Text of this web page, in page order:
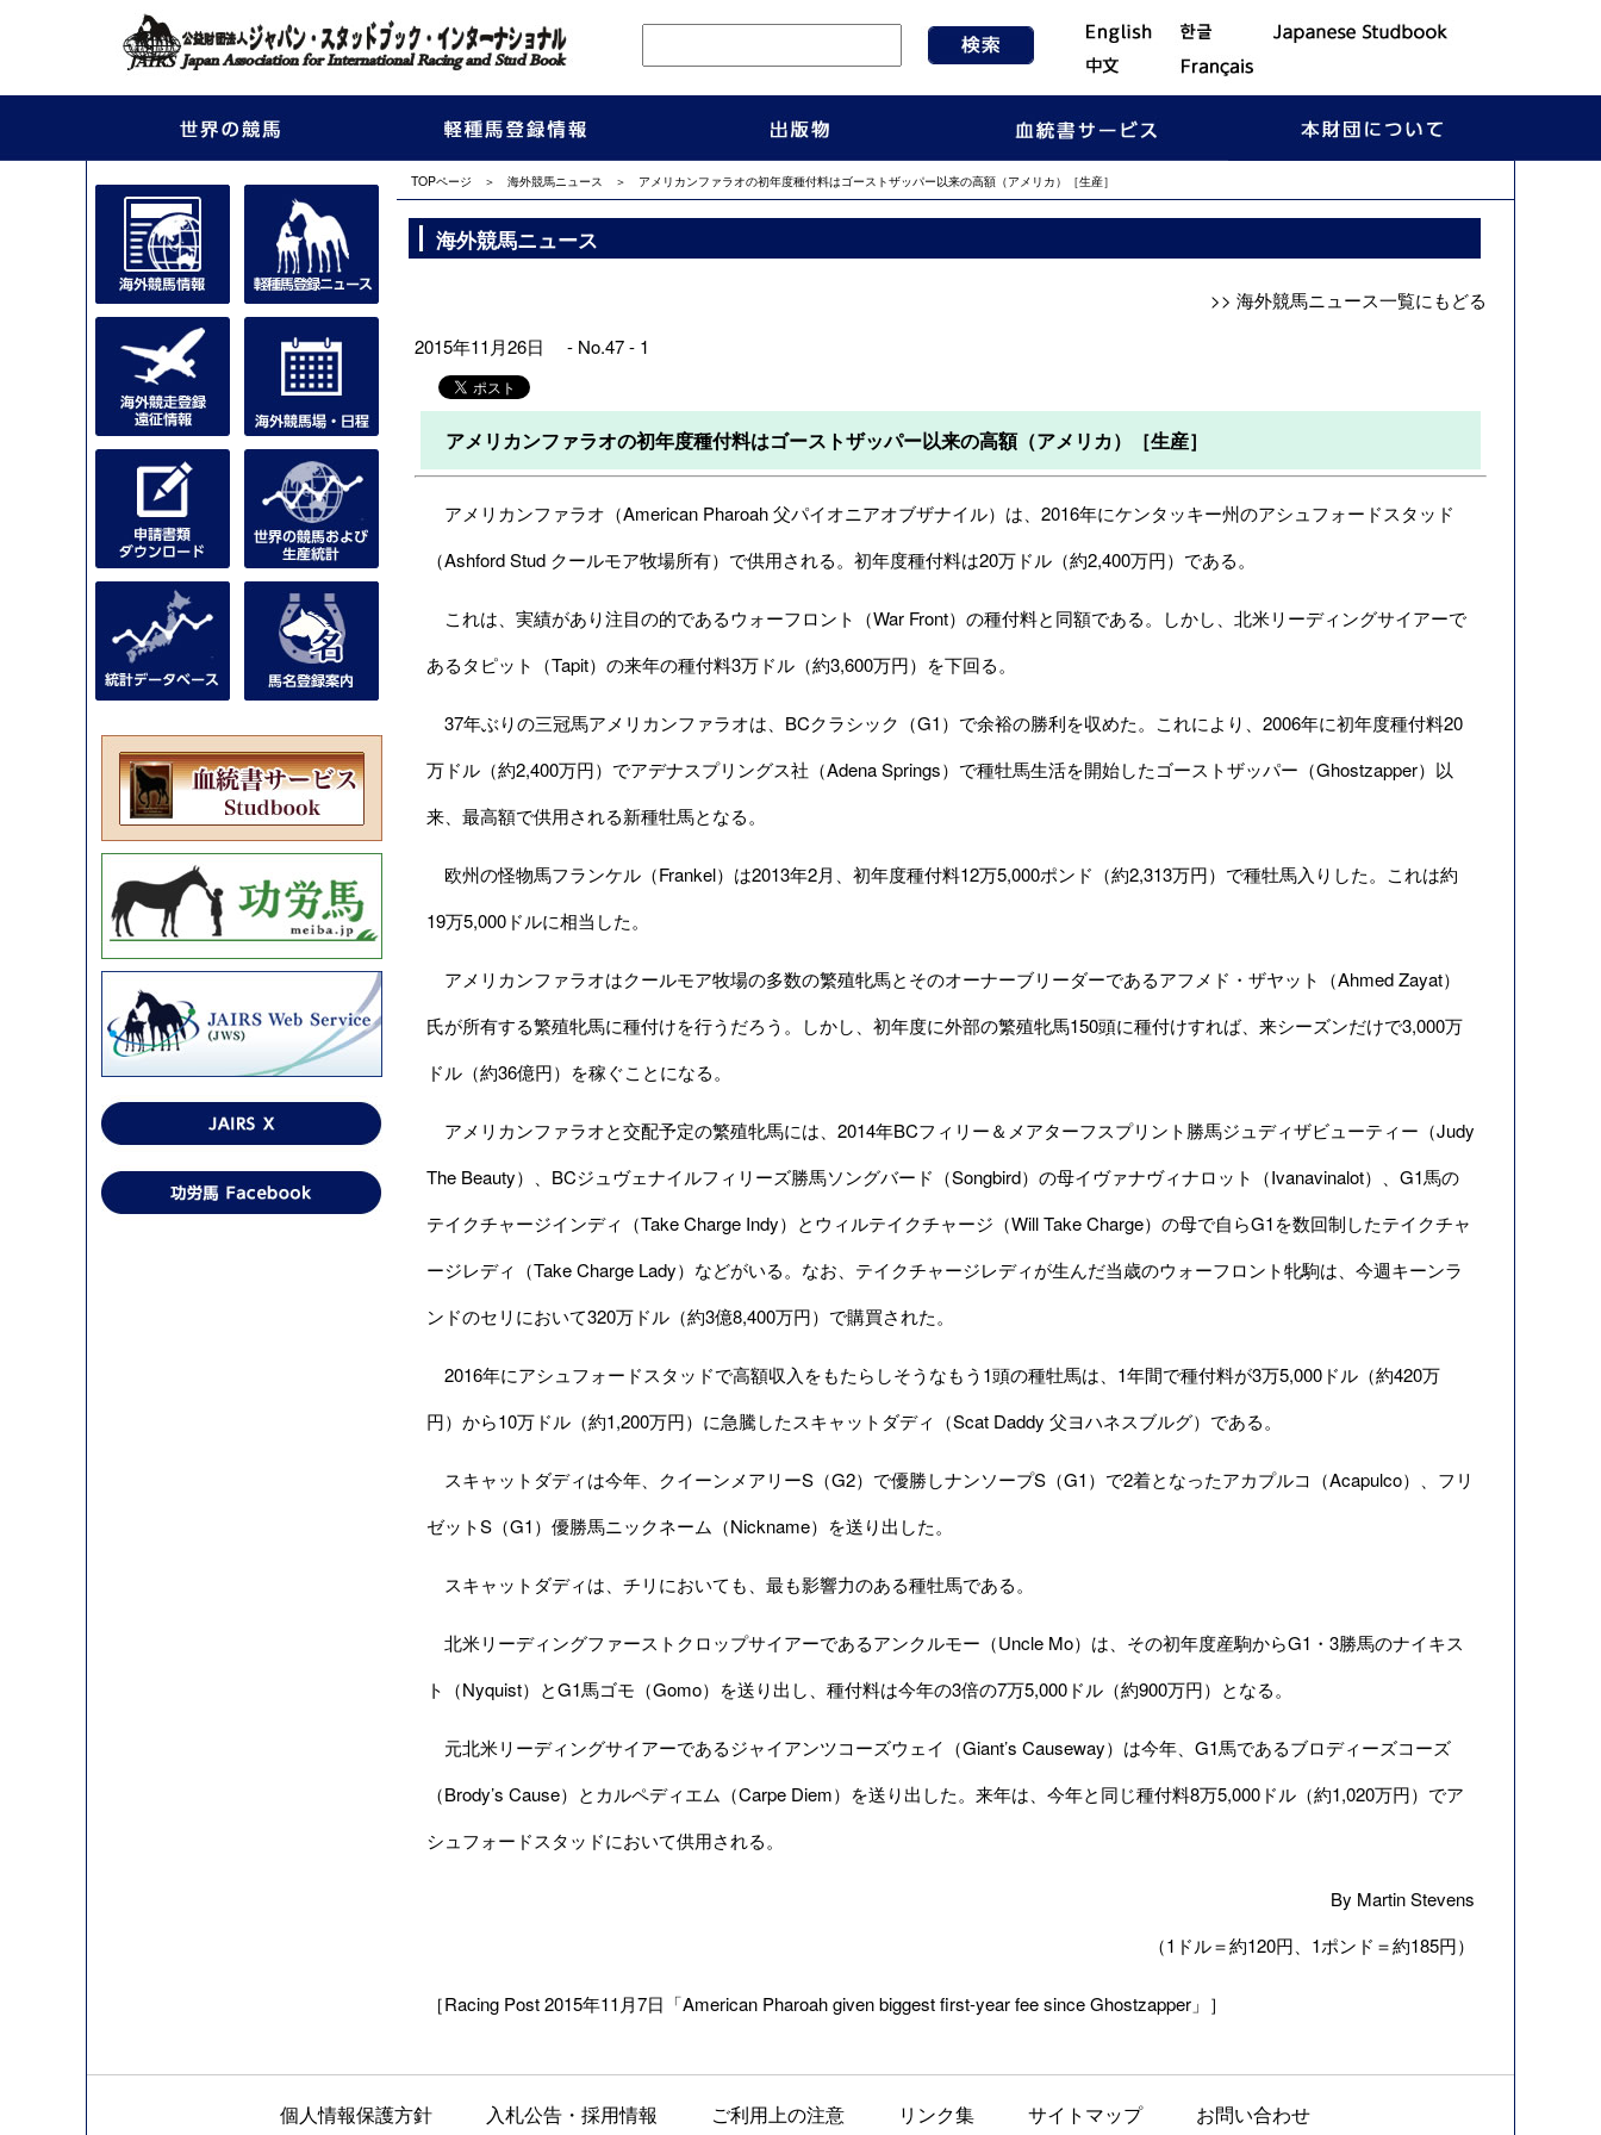
TOPページ ＞ 海外競馬ニュース ＞ アメリカンファラオの初年度種付料はゴーストザッパー以来の高額（アメリカ）［生産］
海外競馬ニュース
>> 海外競馬ニュース一覧にもどる
2015年11月26日 - No.47 - 1
アメリカンファラオの初年度種付料はゴーストザッパー以来の高額（アメリカ）［生産］
アメリカンファラオ（American Pharoah 父パイオニアオブザナイル）は、2016年にケンタッキー州のアシュフォードスタッド
（Ashford Stud クールモア牧場所有）で供用される。初年度種付料は20万ドル（約2,400万円）である。
これは、実績があり注目の的であるウォーフロント（War Front）の種付料と同額である。しかし、北米リーディングサイアーで
あるタピット（Tapit）の来年の種付料3万ドル（約3,600万円）を下回る。
37年ぶりの三冠馬アメリカンファラオは、BCクラシック（G1）で余裕の勝利を収めた。これにより、2006年に初年度種付料20
万ドル（約2,400万円）でアデナスプリングス社（Adena Springs）で種牡馬生活を開始したゴーストザッパー（Ghostzapper）以
来、最高額で供用される新種牡馬となる。
欧州の怪物馬フランケル（Frankel）は2013年2月、初年度種付料12万5,000ポンド（約2,313万円）で種牡馬入りした。これは約
19万5,000ドルに相当した。
アメリカンファラオはクールモア牧場の多数の繁殖牝馬とそのオーナーブリーダーであるアフメド・ザヤット（Ahmed Zayat）
氏が所有する繁殖牝馬に種付けを行うだろう。しかし、初年度に外部の繁殖牝馬150頭に種付けすれば、来シーズンだけで3,000万
ドル（約36億円）を稼ぐことになる。
アメリカンファラオと交配予定の繁殖牝馬には、2014年BCフィリー＆メアターフスプリント勝馬ジュディザビューティー（Judy
The Beauty）、BCジュヴェナイルフィリーズ勝馬ソングバード（Songbird）の母イヴァナヴィナロット（Ivanavinalot）、G1馬の
テイクチャージインディ（Take Charge Indy）とウィルテイクチャージ（Will Take Charge）の母で自らG1を数回制したテイクチャ
ージレディ（Take Charge Lady）などがいる。なお、テイクチャージレディが生んだ当歳のウォーフロント牝駒は、今週キーンラ
ンドのセリにおいて320万ドル（約3億8,400万円）で購買された。
2016年にアシュフォードスタッドで高額収入をもたらしそうなもう1頭の種牡馬は、1年間で種付料が3万5,000ドル（約420万
円）から10万ドル（約1,200万円）に急騰したスキャットダディ（Scat Daddy 父ヨハネスブルグ）である。
スキャットダディは今年、クイーンメアリーS（G2）で優勝しナンソープS（G1）で2着となったアカプルコ（Acapulco）、フリ
ゼットS（G1）優勝馬ニックネーム（Nickname）を送り出した。
スキャットダディは、チリにおいても、最も影響力のある種牡馬である。
北米リーディングファーストクロップサイアーであるアンクルモー（Uncle Mo）は、その初年度産駒からG1・3勝馬のナイキス
ト（Nyquist）とG1馬ゴモ（Gomo）を送り出し、種付料は今年の3倍の7万5,000ドル（約900万円）となる。
元北米リーディングサイアーであるジャイアンツコーズウェイ（Giant’s Causeway）は今年、G1馬であるブロディーズコーズ
（Brody’s Cause）とカルペディエム（Carpe Diem）を送り出した。来年は、今年と同じ種付料8万5,000ドル（約1,020万円）でア
シュフォードスタッドにおいて供用される。
By Martin Stevens
（1ドル＝約120円、1ポンド＝約185円）
［Racing Post 2015年11月7日「American Pharoah given biggest first-year fee since Ghostzapper」］
個人情報保護方針 入札公告・採用情報 ご利用上の注意 リンク集 サイトマップ お問い合わせ